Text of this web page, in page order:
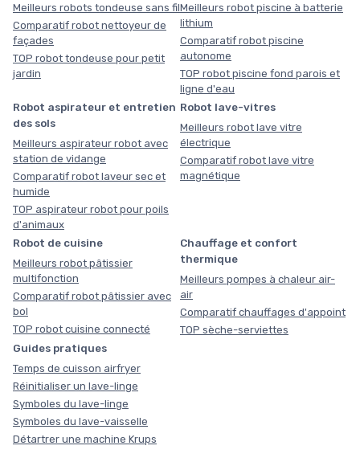
Meilleurs robots tondeuse sans fil
Comparatif robot nettoyeur de
façades
TOP robot tondeuse pour petit
jardin
Meilleurs robot piscine à batterie
lithium
Comparatif robot piscine
autonome
TOP robot piscine fond parois et
ligne d'eau
Robot aspirateur et entretien
des sols
Meilleurs aspirateur robot avec
station de vidange
Comparatif robot laveur sec et
humide
TOP aspirateur robot pour poils
d'animaux
Robot lave-vitres
Meilleurs robot lave vitre
électrique
Comparatif robot lave vitre
magnétique
Robot de cuisine
Meilleurs robot pâtissier
multifonction
Comparatif robot pâtissier avec
bol
TOP robot cuisine connecté
Chauffage et confort
thermique
Meilleurs pompes à chaleur air-
air
Comparatif chauffages d'appoint
TOP sèche-serviettes
Guides pratiques
Temps de cuisson airfryer
Réinitialiser un lave-linge
Symboles du lave-linge
Symboles du lave-vaisselle
Détartrer une machine Krups